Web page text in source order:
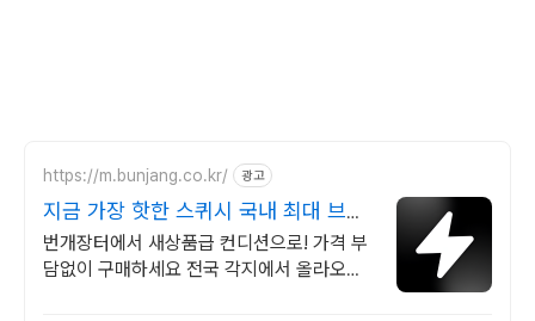
https://m.bunjang.co.kr/ 광고
지금 가장 핫한 스퀴시 국내 최대 브랜
드 중고거래
번개장터에서 새상품급 컨디션으로! 가격 부
담없이 구매하세요 전국 각지에서 올라오는